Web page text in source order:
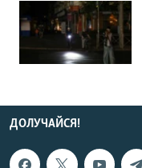
ДОЛУЧАЙСЯ!